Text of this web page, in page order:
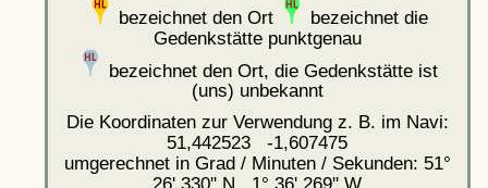
bezeichnet den Ort
bezeichnet die
Gedenkstätte punktgenau
bezeichnet den Ort, die Gedenkstätte ist
(uns) unbekannt
Die Koordinaten zur Verwendung z. B. im Navi:
51,442523 -1,607475
umgerechnet in Grad / Minuten / Sekunden: 51°
26' 330'' N 1° 36' 269'' W